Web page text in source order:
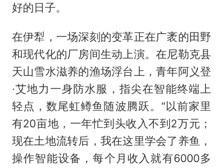
好的日子。
在伊犁，一场深刻的变革正在广袤的田野
和现代化的厂房间生动上演。在尼勒克县
天山雪水滋养的渔场浮台上，青年阿义登
·艾地力一身防水服，指尖在智能终端上
轻点，数尾虹鳟鱼随波腾跃。“以前家里
有20亩地，一年忙到头收入不到2万元；
现在土地流转后，我在这里学会了养鱼，
操作智能设备，每个月收入就有6000多